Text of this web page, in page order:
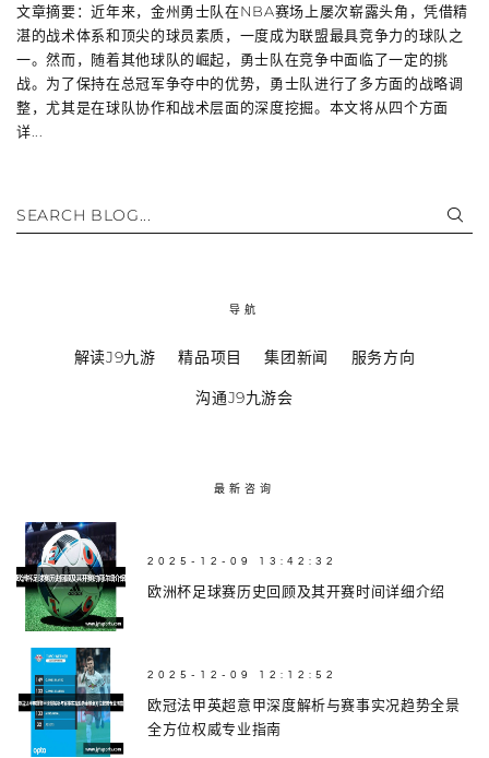
文章摘要：近年来，金州勇士队在NBA赛场上屡次崭露头角，凭借精
湛的战术体系和顶尖的球员素质，一度成为联盟最具竞争力的球队之
一。然而，随着其他球队的崛起，勇士队在竞争中面临了一定的挑
战。为了保持在总冠军争夺中的优势，勇士队进行了多方面的战略调
整，尤其是在球队协作和战术层面的深度挖掘。本文将从四个方面
详...
SEARCH BLOG...
导航
解读J9九游 精品项目 集团新闻 服务方向
沟通J9九游会
最新咨询
2025-12-09 13:42:32
欧洲杯足球赛历史回顾及其开赛时间详细介绍
2025-12-09 12:12:52
欧冠法甲英超意甲深度解析与赛事实况趋势全景
全方位权威专业指南